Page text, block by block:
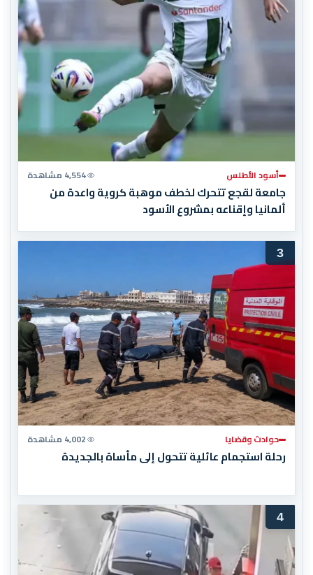
أسود الأطلس 4,554 مشاهدة
جامعة لقجع تتحرك لخطف موهبة كروية واعدة من
ألمانيا وإقناعه بمشروع الأسود
3
حوادث وقضايا 4,002 مشاهدة
رحلة استجمام عائلية تتحول إلى مأساة بالجديدة
4